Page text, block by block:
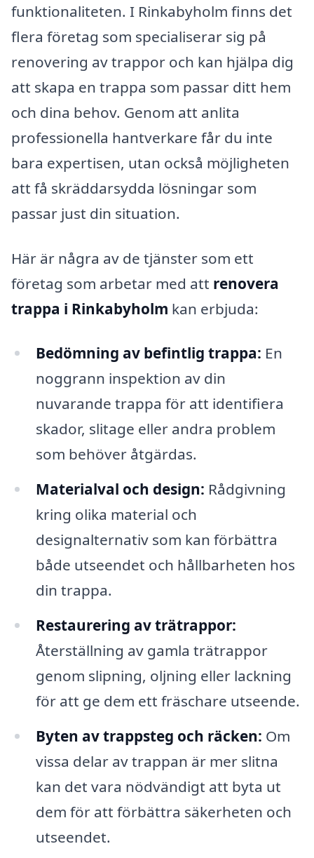
funktionaliteten. I Rinkabyholm finns det
flera företag som specialiserar sig på
renovering av trappor och kan hjälpa dig
att skapa en trappa som passar ditt hem
och dina behov. Genom att anlita
professionella hantverkare får du inte
bara expertisen, utan också möjligheten
att få skräddarsydda lösningar som
passar just din situation.
Här är några av de tjänster som ett
företag som arbetar med att renovera
trappa i Rinkabyholm kan erbjuda:
Bedömning av befintlig trappa: En
noggrann inspektion av din
nuvarande trappa för att identifiera
skador, slitage eller andra problem
som behöver åtgärdas.
Materialval och design: Rådgivning
kring olika material och
designalternativ som kan förbättra
både utseendet och hållbarheten hos
din trappa.
Restaurering av trätrappor:
Återställning av gamla trätrappor
genom slipning, oljning eller lackning
för att ge dem ett fräschare utseende.
Byten av trappsteg och räcken: Om
vissa delar av trappan är mer slitna
kan det vara nödvändigt att byta ut
dem för att förbättra säkerheten och
utseendet.